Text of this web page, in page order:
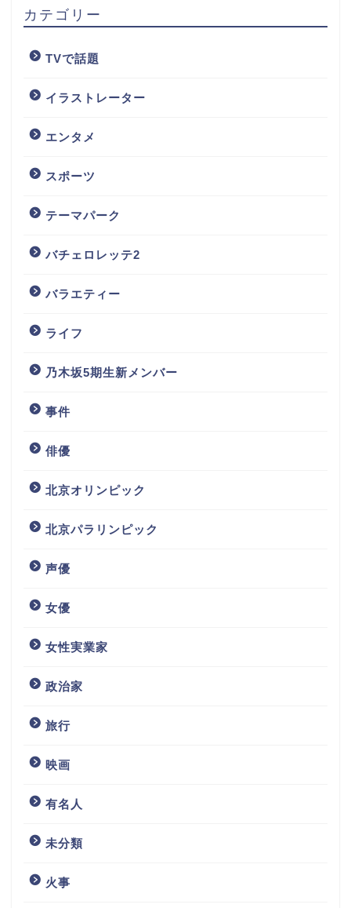
カテゴリー
TVで話題
イラストレーター
エンタメ
スポーツ
テーマパーク
バチェロレッテ2
バラエティー
ライフ
乃木坂5期生新メンバー
事件
俳優
北京オリンピック
北京パラリンピック
声優
女優
女性実業家
政治家
旅行
映画
有名人
未分類
火事